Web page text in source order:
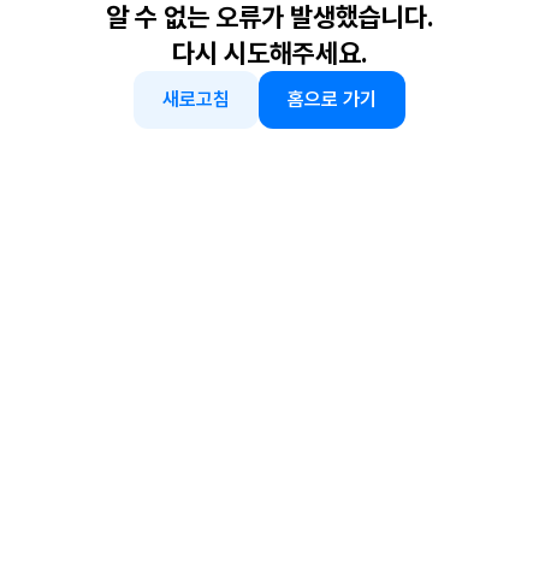
알 수 없는 오류가 발생했습니다.
다시 시도해주세요.
새로고침 홈으로 가기